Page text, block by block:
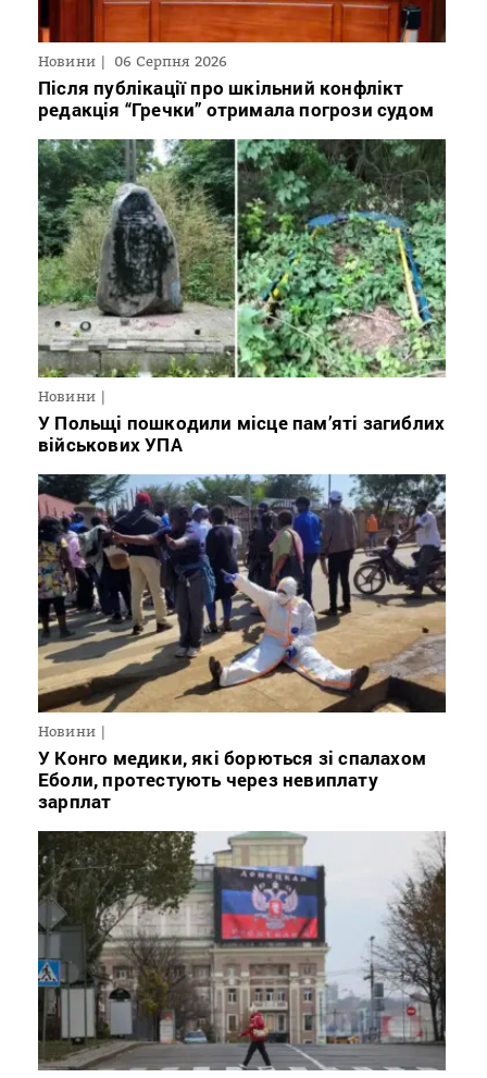
Новини 06 Серпня 2026
Після публікації про шкільний конфлікт
редакція “Гречки” отримала погрози судом
Новини
У Польщі пошкодили місце пам’яті загиблих
військових УПА
Новини
У Конго медики, які борються зі спалахом
Еболи, протестують через невиплату
зарплат